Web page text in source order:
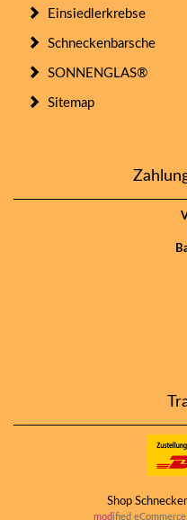
Einsiedlerkrebse
Schneckenbarsche
SONNENGLAS®
Sitemap
Shop
modified